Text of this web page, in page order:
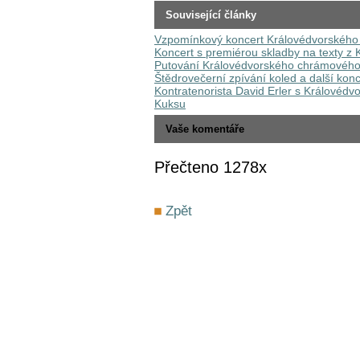
Související články
Vzpomínkový koncert
Koncert s premiérou skladby na texty z
Putování Královédvorského
Štědrovečerní zpívání koled a další
Kontratenorista David Erler s
Kuksu
Vaše komentáře
Přečteno 1278x
Zpět